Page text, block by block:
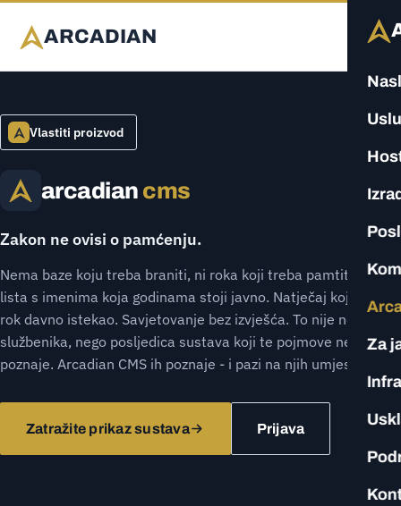
ARCADIAN
Za
Vlastiti proizvod
arcadian cms
Zakon ne ovisi o pamćenju.
Nema baze koju treba braniti, ni roka koji treba pamtiti. Rang-
lista s imenima koja godinama stoji javno. Natječaj kojemu je
rok davno istekao. Savjetovanje bez izvješća. To nije nemar
službenika, nego posljedica sustava koji te pojmove ne
poznaje. Arcadian CMS ih poznaje - i pazi na njih umjesto vas.
Zatražite prikaz sustava Prijava